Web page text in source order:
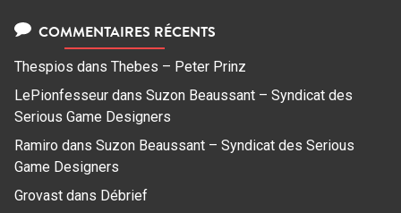
COMMENTAIRES RÉCENTS
Thespios dans Thebes – Peter Prinz
LePionfesseur dans Suzon Beaussant – Syndicat des
Serious Game Designers
Ramiro dans Suzon Beaussant – Syndicat des Serious
Game Designers
Grovast dans Débrief